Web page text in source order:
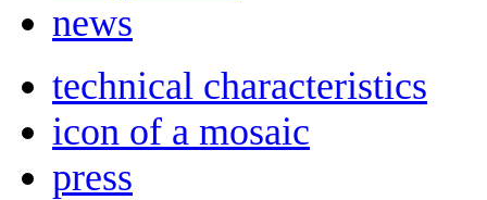
news
technical characteristics
icon of a mosaic
press